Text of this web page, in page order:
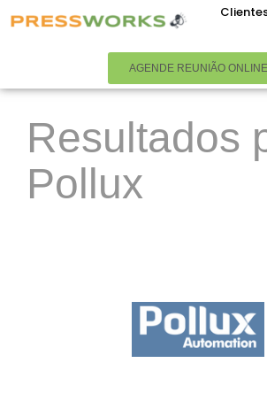
AGENDE REUNIÃO ONLINE
Resultados
Pollux